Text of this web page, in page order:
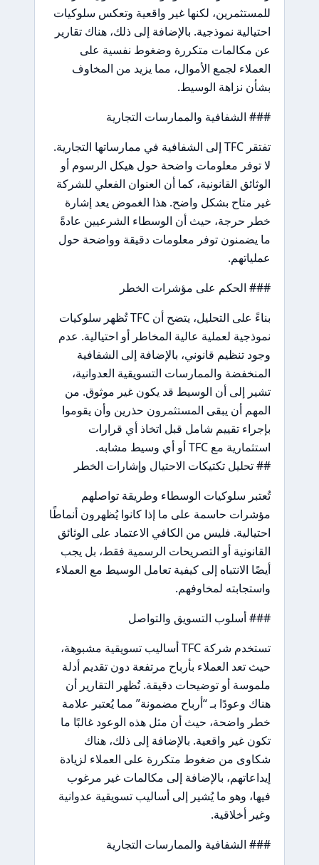
للمستثمرين، لكنها غير واقعية وتعكس سلوكيات
احتيالية نموذجية. بالإضافة إلى ذلك، هناك تقارير
عن مكالمات متكررة وضغوط نفسية على
العملاء لجمع الأموال، مما يزيد من المخاوف
بشأن نزاهة الوسيط.
### الشفافية والممارسات التجارية
تفتقر TFC إلى الشفافية في ممارساتها التجارية.
لا توفر معلومات واضحة حول هيكل الرسوم أو
الوثائق القانونية، كما أن العنوان الفعلي للشركة
غير متاح بشكل واضح. هذا الغموض يعد إشارة
خطر حرجة، حيث أن الوسطاء الشرعيين عادةً
ما يضمنون توفر معلومات دقيقة وواضحة حول
عملياتهم.
### الحكم على مؤشرات الخطر
بناءً على التحليل، يتضح أن TFC تُظهر سلوكيات
نموذجية لعملية عالية المخاطر أو احتيالية. عدم
وجود تنظيم قانوني، بالإضافة إلى الشفافية
المنخفضة والممارسات التسويقية العدوانية،
تشير إلى أن الوسيط قد يكون غير موثوق. من
المهم أن يبقى المستثمرون حذرين وأن يقوموا
بإجراء تقييم شامل قبل اتخاذ أي قرارات
استثمارية مع TFC أو أي وسيط مشابه.
## تحليل تكتيكات الاحتيال وإشارات الخطر
تُعتبر سلوكيات الوسطاء وطريقة تواصلهم
مؤشرات حاسمة على ما إذا كانوا يُظهرون أنماطًا
احتيالية. فليس من الكافي الاعتماد على الوثائق
القانونية أو التصريحات الرسمية فقط، بل يجب
أيضًا الانتباه إلى كيفية تعامل الوسيط مع العملاء
واستجابته لمخاوفهم.
### أسلوب التسويق والتواصل
تستخدم شركة TFC أساليب تسويقية مشبوهة،
حيث تعد العملاء بأرباح مرتفعة دون تقديم أدلة
ملموسة أو توضيحات دقيقة. تُظهر التقارير أن
هناك وعودًا بـ “أرباح مضمونة” مما يُعتبر علامة
خطر واضحة، حيث أن مثل هذه الوعود غالبًا ما
تكون غير واقعية. بالإضافة إلى ذلك، هناك
شكاوى من ضغوط متكررة على العملاء لزيادة
إيداعاتهم، بالإضافة إلى مكالمات غير مرغوب
فيها، وهو ما يُشير إلى أساليب تسويقية عدوانية
وغير أخلاقية.
### الشفافية والممارسات التجارية